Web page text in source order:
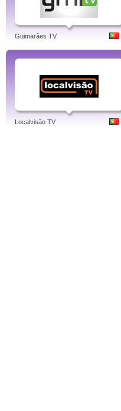
Guimarães TV
Localvisão TV